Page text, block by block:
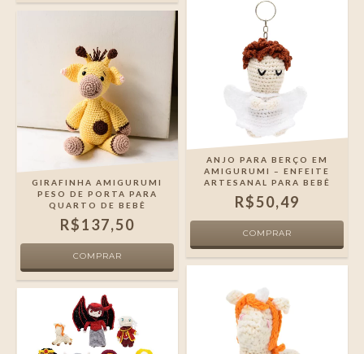
GIRAFINHA AMIGURUMI
PESO DE PORTA PARA
QUARTO DE BEBÊ
R$137,50
ANJO PARA BERÇO EM
AMIGURUMI – ENFEITE
ARTESANAL PARA BEBÊ
R$50,49